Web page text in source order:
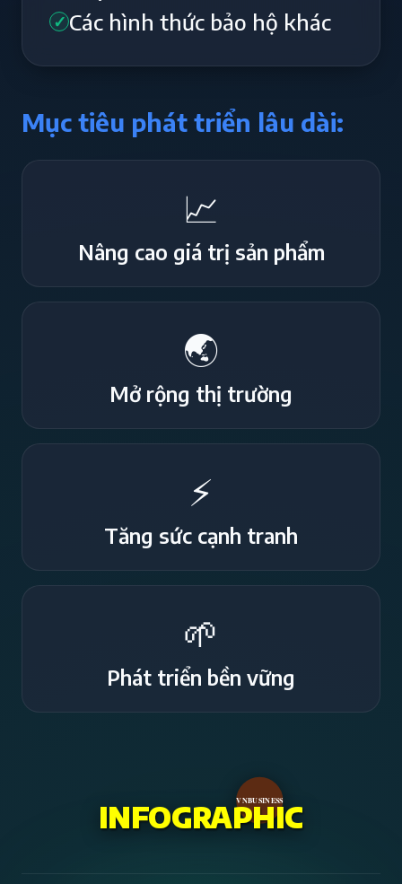
✓Các hình thức bảo hộ khác
Mục tiêu phát triển lâu dài:
📈
Nâng cao giá trị sản phẩm
🌏
Mở rộng thị trường
⚡
Tăng sức cạnh tranh
🌱
Phát triển bền vững
VNBUSINESS
INFOGRAPHIC